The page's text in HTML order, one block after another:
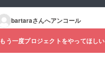
bartaraさんへアンコール
もう一度プロジェクトをやってほしい